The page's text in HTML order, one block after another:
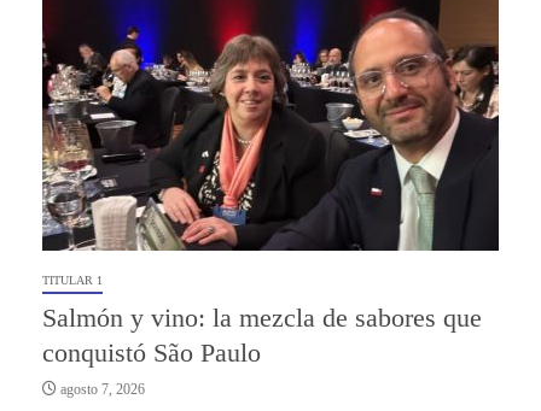
TITULAR 1
Salmón y vino: la mezcla de sabores que
conquistó São Paulo
agosto 7, 2026